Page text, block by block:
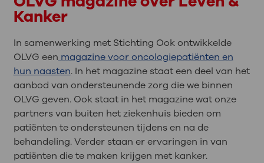
Kanker
In samenwerking met Stichting Ook ontwikkelde
OLVG een magazine voor oncologiepatiënten en
hun naasten. In het magazine staat een deel van het
aanbod van ondersteunende zorg die we binnen
OLVG geven. Ook staat in het magazine wat onze
partners van buiten het ziekenhuis bieden om
patiënten te ondersteunen tijdens en na de
behandeling. Verder staan er ervaringen in van
patiënten die te maken krijgen met kanker.